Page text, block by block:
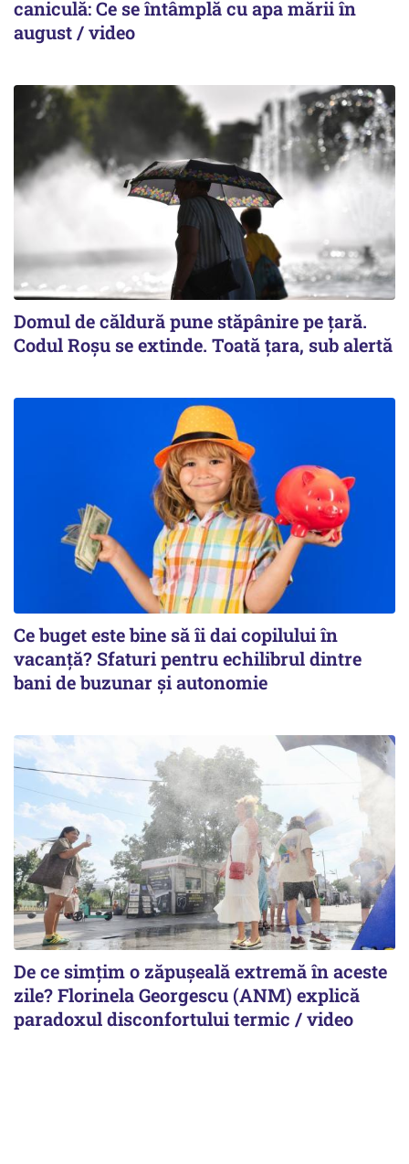
caniculă: Ce se întâmplă cu apa mării în
august / video
Domul de căldură pune stăpânire pe țară.
Codul Roșu se extinde. Toată țara, sub alertă
Ce buget este bine să îi dai copilului în
vacanță? Sfaturi pentru echilibrul dintre
bani de buzunar și autonomie
De ce simțim o zăpușeală extremă în aceste
zile? Florinela Georgescu (ANM) explică
paradoxul disconfortului termic / video